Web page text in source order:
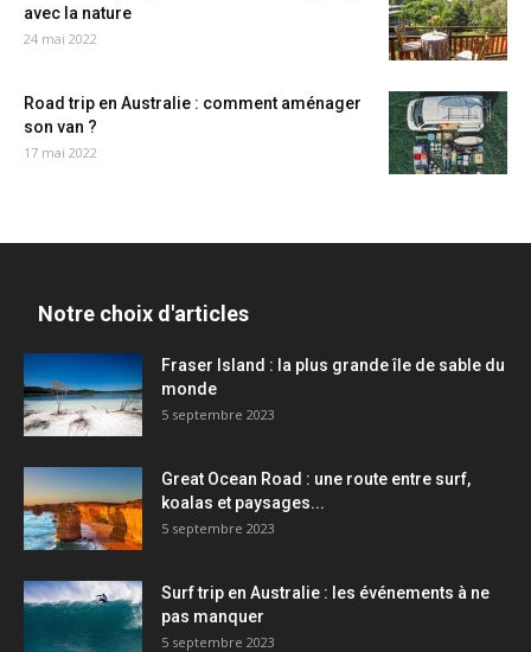
avec la nature
24 mai 2022
Road trip en Australie : comment aménager
son van ?
17 mai 2022
Notre choix d'articles
Fraser Island : la plus grande île de sable du
monde
5 septembre 2023
Great Ocean Road : une route entre surf,
koalas et paysages...
5 septembre 2023
Surf trip en Australie : les événements à ne
pas manquer
5 septembre 2023